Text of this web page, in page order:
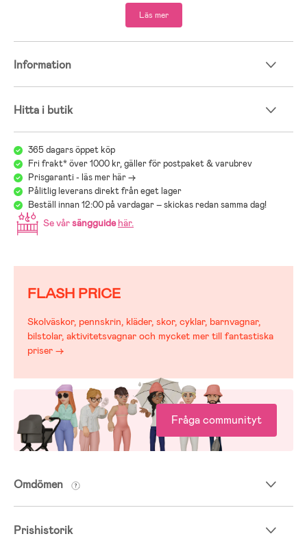
Läs mer
Information
Hitta i butik
365 dagars öppet köp
Fri frakt* över 1000 kr, gäller för postpaket & varubrev
Prisgaranti - läs mer här ->
Pålitlig leverans direkt från eget lager
Beställ innan 12:00 på vardagar – skickas redan samma dag!
Se vårsängguide här.
FLASH PRICE
Skolväskor, pennskrin, kläder, skor, cyklar, barnvagnar,
bilstolar, aktivitetsvagnar och mycket mer till fantastiska
priser →
Fråga communityt
Omdömen
Prishistorik